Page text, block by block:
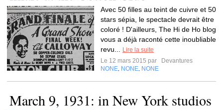
Avec 50 filles au teint de cuivre et 50
stars sépia, le spectacle devrait être
coloré ! D'ailleurs, The Hi de Ho blog
vous a déjà raconté cette inoubliable
revu...
Lire la suite
Le 12 mars 2015 par
Devantures
NONE NONE NONE
March 9, 1931: in New York studios